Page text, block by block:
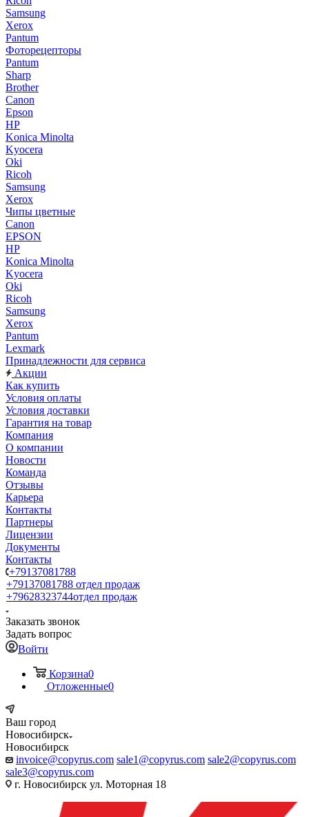
Samsung
Xerox
Pantum
Фоторецепторы
Pantum
Sharp
Brother
Canon
Epson
HP
Konica Minolta
Kyocera
Oki
Ricoh
Samsung
Xerox
Чипы цветные
Canon
EPSON
HP
Konica Minolta
Kyocera
Oki
Ricoh
Samsung
Xerox
Pantum
Lexmark
Принадлежности для сервиса
Акции
Как купить
Условия оплаты
Условия доставки
Гарантия на товар
Компания
О компании
Новости
Команда
Отзывы
Карьера
Контакты
Партнеры
Лицензии
Документы
Контакты
+79137081788
+79137081788 отдел продаж
+79628323744отдел продаж
Заказать звонок
Задать вопрос
Войти
Корзина0
Отложенные0
Ваш город
Новосибирск
Новосибирск
invoice@copyrus.com sale1@copyrus.com sale2@copyrus.com
sale3@copyrus.com
г. Новосибирск ул. Моторная 18